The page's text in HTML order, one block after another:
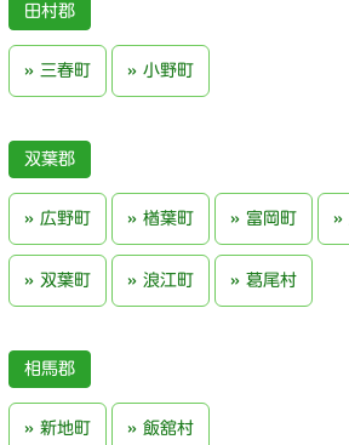
田村郡
三春町 小野町
双葉郡
広野町 楢葉町 富岡町
双葉町 浪江町 葛尾村
相馬郡
新地町 飯舘村